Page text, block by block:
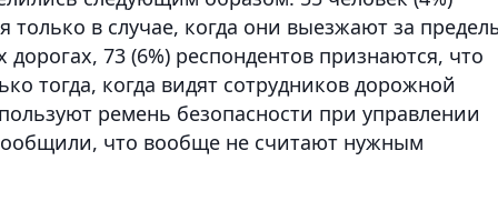
в случае, когда они выезжают за
дорогах, 73 (6%) респондентов признаются, что
тогда, когда видят сотрудников дорожной
ремень безопасности при управлении
что вообще не считают нужным